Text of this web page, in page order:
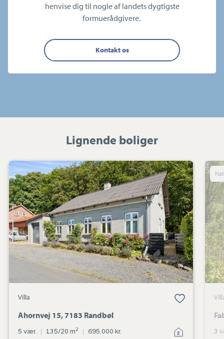
henvise dig til nogle af landets dygtigste
formuerådgivere.
Kontakt os
Lignende boliger
Villa:
Ahornvej
15,
7183
Randbøl
Villa
Ahornvej 15, 7183 Randbøl
5 vær. | 135/20 m2 | 695.000 kr. 3